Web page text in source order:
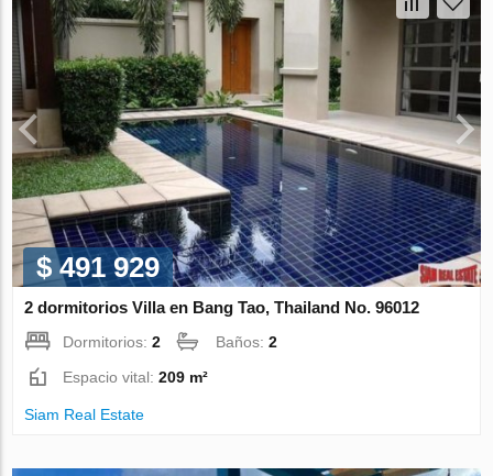
$ 491 929
2 dormitorios Villa en Bang Tao, Thailand No. 96012
Dormitorios:2 Baños:2
Espacio vital:209 m²
Siam Real Estate